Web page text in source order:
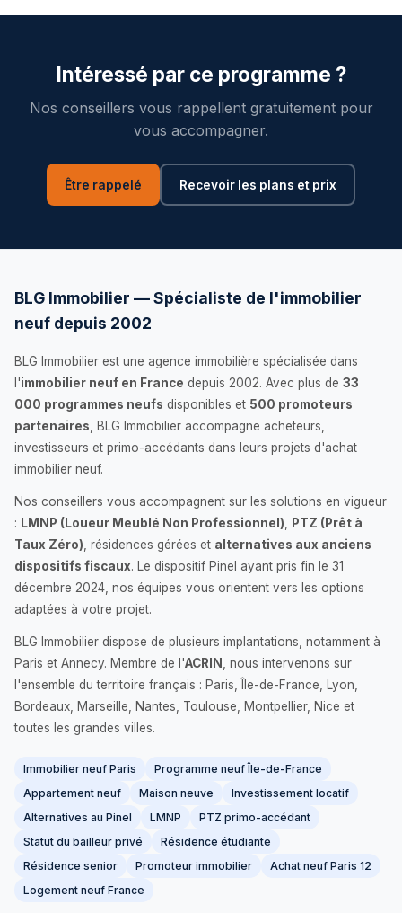
Intéressé par ce programme ?
Nos conseillers vous rappellent gratuitement pour
vous accompagner.
Être rappelé Recevoir les plans et prix
BLG Immobilier — Spécialiste de l'immobilier
neuf depuis 2002
BLG Immobilier est une agence immobilière spécialisée dans
l'immobilier neuf en France depuis 2002. Avec plus de 33
000 programmes neufs disponibles et 500 promoteurs
partenaires , BLG Immobilier accompagne acheteurs,
investisseurs et primo-accédants dans leurs projets d'achat
immobilier neuf.
Nos conseillers vous accompagnent sur les solutions en vigueur
: LMNP (Loueur Meublé Non Professionnel)
PTZ (Prêt à
Taux Zéro) , résidences gérées et alternatives aux anciens
dispositifs fiscaux. Le dispositif Pinel ayant pris fin le 31
décembre 2024, nos équipes vous orientent vers les options
adaptées à votre projet.
BLG Immobilier dispose de plusieurs implantations, notamment à
Paris et Annecy. Membre de l'ACRIN
, nous intervenons sur
l'ensemble du territoire français : Paris, Île-de-France, Lyon,
Bordeaux, Marseille, Nantes, Toulouse, Montpellier, Nice et
toutes les grandes villes.
Immobilier neuf Paris
Programme neuf Île-de-France
Appartement neuf
Maison neuve
Investissement locatif
Alternatives au Pinel
LMNP
PTZ primo-accédant
Statut du bailleur privé
Résidence étudiante
Résidence senior
Promoteur immobilier
Achat neuf Paris 12
Logement neuf France